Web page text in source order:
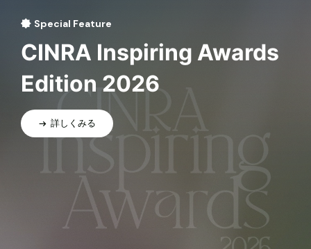
Special Feature
CINRA Inspiring Awards
Edition 2026
詳しくみる